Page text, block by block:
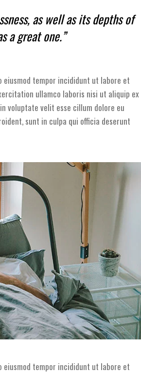
as well as its depths of
a great one.”
tempor incididunt ut labore et
ullamco laboris nisi ut aliquip ex
voluptate velit esse cillum dolore eu
sunt in culpa qui officia deserunt
tempor incididunt ut labore et